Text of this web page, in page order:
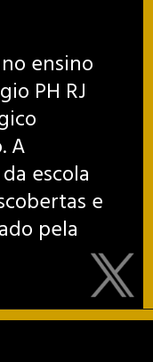
ensino
PH RJ
A
escola
e
pela